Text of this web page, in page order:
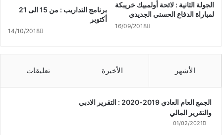
برنامج التداريب : من 15 الى 21
أكتوبر
14/10/2018
الجولة الثانية : لائحة أولمبيك خريبكة
لمباراة الدفاع الحسني الجديدي
16/09/2018
الأشهر الأخيرة تعليقات
الجمع العام العادي 2019-2020 : التقرير الادبي
والتقرير المالي
01/02/2021